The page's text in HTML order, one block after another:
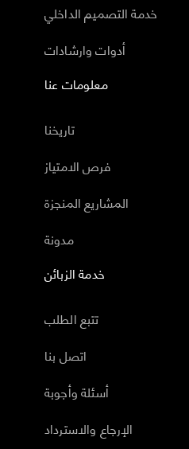
خدمة التصميم الداخلي
أدوات وارشادات
معلومات عنا
تاريخنا
فرص الامتياز
المشاريع المنجزة
مدونة
خدمة الزبائن
تتبع الطلب
اتصل بنا
أسئلة وأجوبة
الإرجاع والاسترداد